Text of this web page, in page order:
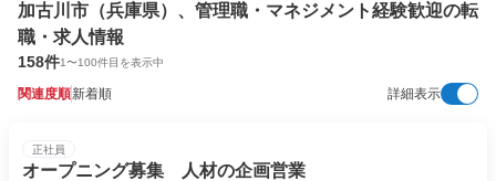
加古川市（兵庫県）、管理職・マネジメント経験歓迎の転
職・求人情報
158件1〜100件目を表示中
関連度順新着順 詳細表示
正社員
オープニング募集 人材の企画営業